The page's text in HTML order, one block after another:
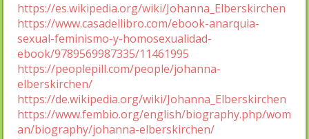
https://es.wikipedia.org/wiki/Johanna_Elberskirchen
https://www.casadellibro.com/ebook-anarquia-
sexual-feminismo-y-homosexualidad-
ebook/9789569987335/11461995
https://peoplepill.com/people/johanna-
elberskirchen/
https://de.wikipedia.org/wiki/Johanna_Elberskirchen
https://www.fembio.org/english/biography.php/wom
an/biography/johanna-elberskirchen/